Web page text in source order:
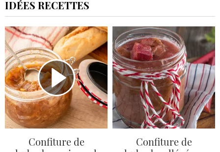
IDÉES RECETTES
Confiture de
Confiture de